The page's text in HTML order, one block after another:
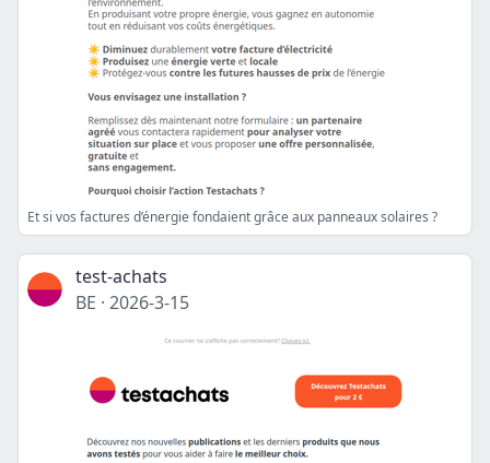
Et si vos factures d’énergie fondaient grâce aux panneaux solaires ?
test-achats
BE · 2026-3-15